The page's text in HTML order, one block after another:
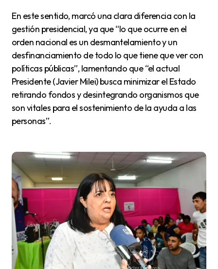
En este sentido, marcó una clara diferencia con la
gestión presidencial, ya que “lo que ocurre en el
orden nacional es un desmantelamiento y un
desfinanciamiento de todo lo que tiene que ver con
políticas públicas”, lamentando que “el actual
Presidente (Javier Milei) busca minimizar el Estado
retirando fondos y desintegrando organismos que
son vitales para el sostenimiento de la ayuda a las
personas”.